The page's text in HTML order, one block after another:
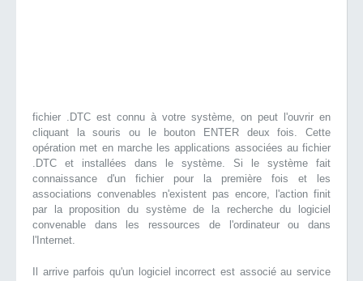
fichier .DTC est connu à votre système, on peut l'ouvrir en
cliquant la souris ou le bouton ENTER deux fois. Cette
opération met en marche les applications associées au fichier
.DTC et installées dans le système. Si le système fait
connaissance d'un fichier pour la première fois et les
associations convenables n'existent pas encore, l'action finit
par la proposition du système de la recherche du logiciel
convenable dans les ressources de l'ordinateur ou dans
l'Internet.
Il arrive parfois qu'un logiciel incorrect est associé au service